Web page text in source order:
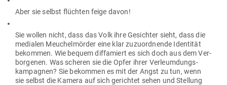
Aber sie selbst flüchten feige davon!
Sie wollen nicht, dass das Volk ihre Gesichter sieht, dass die
medialen Meu­chel­mörder eine klar zuzu­ord­nende Iden­tität
bekommen. Wie bequem dif­fa­miert es sich doch aus dem Ver­
bor­genen. Was scheren sie die Opfer ihrer Ver­leum­dungs­
kam­pagnen? Sie bekommen es mit der Angst zu tun, wenn
sie selbst die Kamera auf sich gerichtet sehen und Stellung